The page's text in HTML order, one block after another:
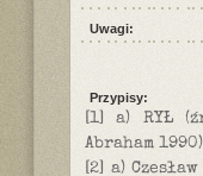
Uwagi:
Przypisy:
[1] a) RYŁ
Abraham
[2] a)